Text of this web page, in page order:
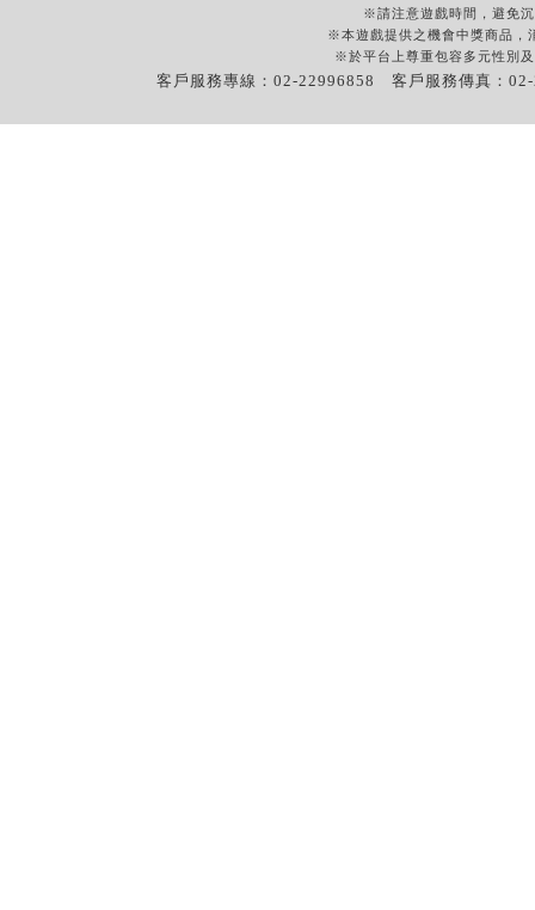
※請注意遊戲時間，避免
※本遊戲提供之機會中獎商品，
※於平台上尊重包容多元性別
客戶服務專線：02-22996858 客戶服務傳真：